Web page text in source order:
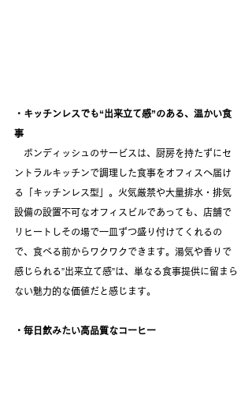
・キッチンレスでも“出来立て感”のある、温かい食
事
ボンディッシュのサービスは、厨房を持たずにセ
ントラルキッチンで調理した食事をオフィスへ届け
る「キッチンレス型」。火気厳禁や大量排水・排気
設備の設置不可なオフィスビルであっても、店舗で
リヒートしその場で一皿ずつ盛り付けてくれるの
で、食べる前からワクワクできます。湯気や香りで
感じられる”出来立て感”は、単なる食事提供に留まら
ない魅力的な価値だと感じます。
・毎日飲みたい高品質なコーヒー